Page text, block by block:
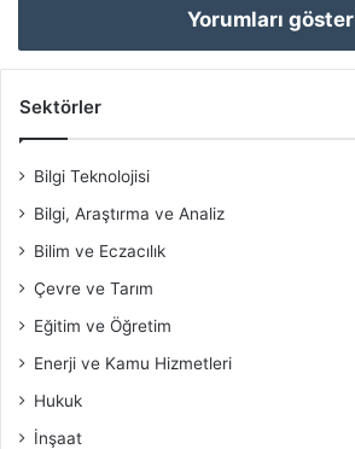
Yorumları göster
Sektörler
Bilgi Teknolojisi
Bilgi, Araştırma ve Analiz
Bilim ve Eczacılık
Çevre ve Tarım
Eğitim ve Öğretim
Enerji ve Kamu Hizmetleri
Hukuk
İnşaat